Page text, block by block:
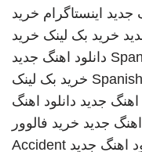
جدید اینستاگرام خرید
خرید بک لینک خرید
دانلود اهنگ جدید
خرید بک لینک
اهنگ جدید دانلود اهنگ
اهنگ جدید خرید فالوور
اهنگ جدید Accident